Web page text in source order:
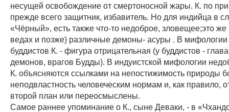
несущей освобождение от смертоносной жары. К. по
прежде всего защитник, избавитель. Но для индийца в
«Чёрный», есть также что-то недоброе, зловещее;это же
ведах и позже) различные демоны- асуры . В
буддистов К. - фигура отрицательная (у буддистов -
демонов, врагов Будды). В индуистской мифологии
К. объясняются ссылками на непостижимость природы
неподвластность человеческим нормам и, как правило,
второй план или переосмыслены.
Самое раннее упоминание о К., сыне Деваки, - в